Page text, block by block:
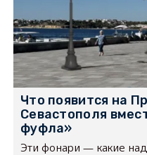
Что появится на
Севастополя
фуфла»
Эти фонари — какие